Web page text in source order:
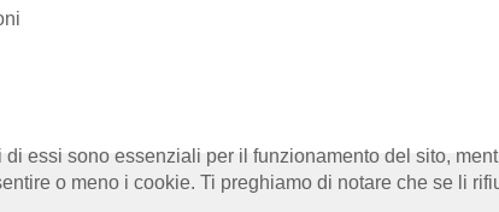
essi sono essenziali per il funzionamento del sito,
o meno i cookie. Ti preghiamo di notare che se li